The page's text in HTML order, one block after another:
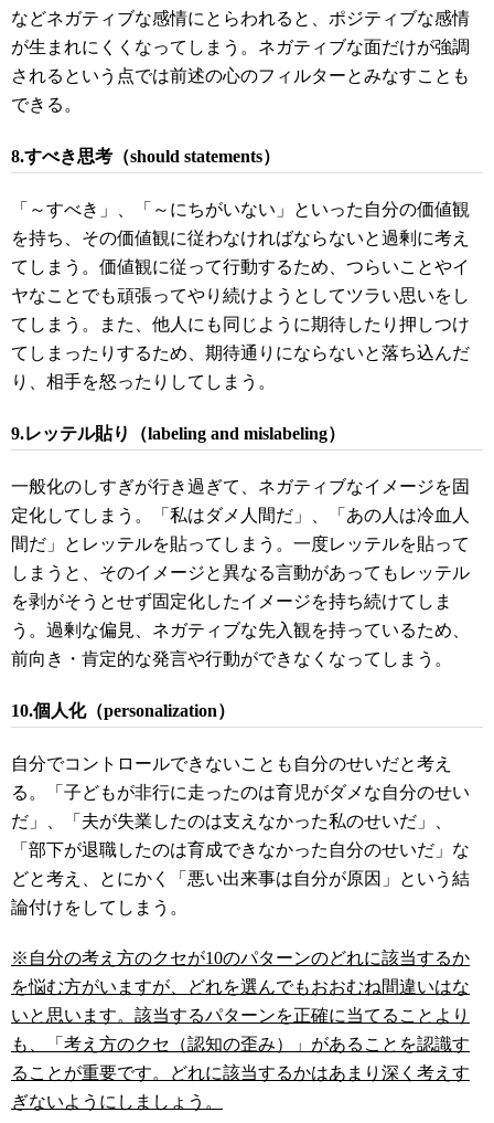
などネガティブな感情にとらわれると、ポジティブな感情
が生まれにくくなってしまう。ネガティブな面だけが強調
されるという点では前述の心のフィルターとみなすことも
できる。
8.すべき思考（should statements）
「～すべき」、「～にちがいない」といった自分の価値観
を持ち、その価値観に従わなければならないと過剰に考え
てしまう。価値観に従って行動するため、つらいことやイ
ヤなことでも頑張ってやり続けようとしてツラい思いをし
てしまう。また、他人にも同じように期待したり押しつけ
てしまったりするため、期待通りにならないと落ち込んだ
り、相手を怒ったりしてしまう。
9.レッテル貼り（labeling and mislabeling）
一般化のしすぎが行き過ぎて、ネガティブなイメージを固
定化してしまう。「私はダメ人間だ」、「あの人は冷血人
間だ」とレッテルを貼ってしまう。一度レッテルを貼って
しまうと、そのイメージと異なる言動があってもレッテル
を剥がそうとせず固定化したイメージを持ち続けてしま
う。過剰な偏見、ネガティブな先入観を持っているため、
前向き・肯定的な発言や行動ができなくなってしまう。
10.個人化（personalization）
自分でコントロールできないことも自分のせいだと考え
る。「子どもが非行に走ったのは育児がダメな自分のせい
だ」、「夫が失業したのは支えなかった私のせいだ」、
「部下が退職したのは育成できなかった自分のせいだ」な
どと考え、とにかく「悪い出来事は自分が原因」という結
論付けをしてしまう。
※自分の考え方のクセが10のパターンのどれに該当するか
を悩む方がいますが、どれを選んでもおおむね間違いはな
いと思います。該当するパターンを正確に当てることより
も、「考え方のクセ（認知の歪み）」があることを認識す
ることが重要です。どれに該当するかはあまり深く考えす
ぎないようにしましょう。